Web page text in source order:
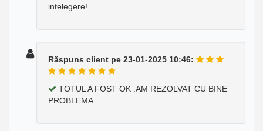
intelegere!
Răspuns client pe 23-01-2025 10:46:
TOTUL A FOST OK .AM REZOLVAT CU BINE
PROBLEMA .